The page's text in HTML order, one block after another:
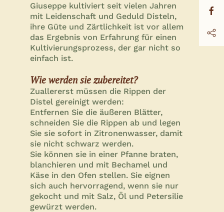
Giuseppe kultiviert seit vielen Jahren
mit Leidenschaft und Geduld Disteln,
ihre Güte und Zärtlichkeit ist vor allem
das Ergebnis von Erfahrung für einen
Kultivierungsprozess, der gar nicht so
einfach ist.
Wie werden sie zubereitet?
Zuallererst müssen die Rippen der
Distel gereinigt werden:
Entfernen Sie die äußeren Blätter,
schneiden Sie die Rippen ab und legen
Sie sie sofort in Zitronenwasser, damit
sie nicht schwarz werden.
Sie können sie in einer Pfanne braten,
blanchieren und mit Bechamel und
Käse in den Ofen stellen. Sie eignen
sich auch hervorragend, wenn sie nur
gekocht und mit Salz, Öl und Petersilie
gewürzt werden.